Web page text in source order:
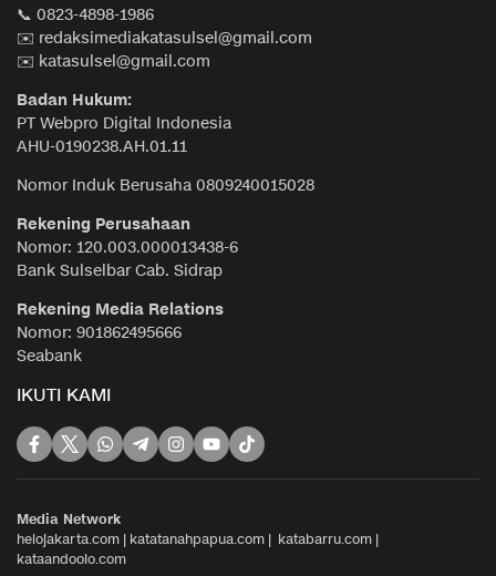
📞 0823-4898-1986
✉️ redaksimediakatasulsel@gmail.com
✉️ katasulsel@gmail.com
Badan Hukum:
PT Webpro Digital Indonesia
AHU-0190238.AH.01.11
Nomor Induk Berusaha 0809240015028
Rekening Perusahaan
Nomor: 120.003.000013438-6
Bank Sulselbar Cab. Sidrap
Rekening Media Relations
Nomor: 901862495666
Seabank
IKUTI KAMI
Media Network
helojakarta.com | katatanahpapua.com | katabarru.com |
kataandoolo.com